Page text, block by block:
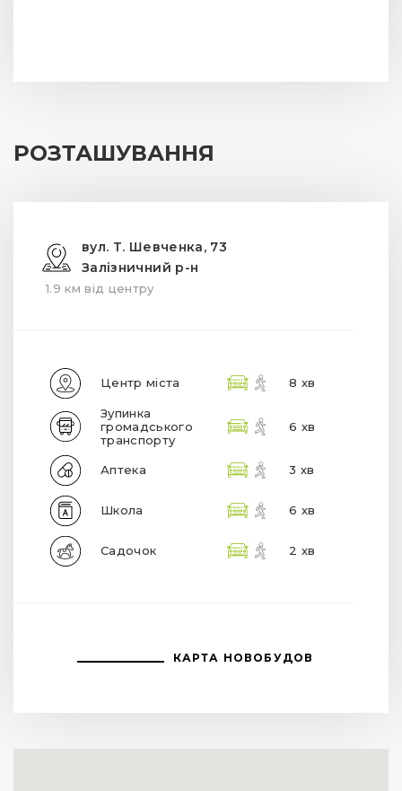
РОЗТАШУВАННЯ
вул. Т. Шевченка, 73
Залізничний р-н
1.9 км від центру
Центр міста 8 хв
Зупинка
громадського
транспорту
6 хв
Аптека 3 хв
Школа 6 хв
Садочок 2 хв
КАРТА НОВОБУДОВ